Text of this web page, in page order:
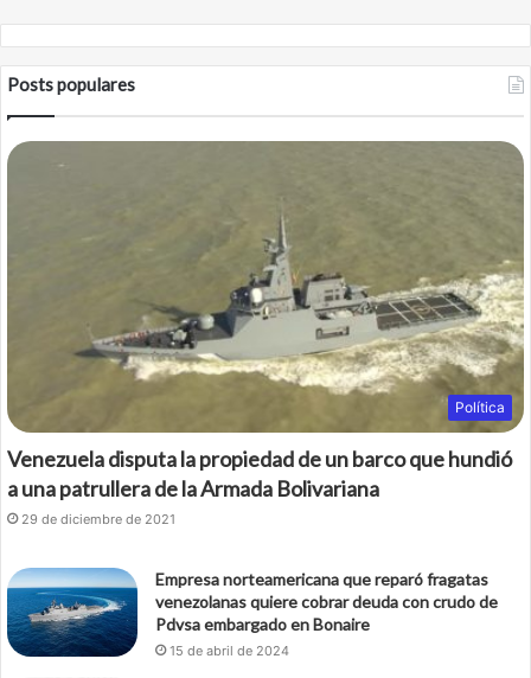
k
Posts populares
Política
Venezuela disputa la propiedad de un barco que hundió
a una patrullera de la Armada Bolivariana
29 de diciembre de 2021
Empresa norteamericana que reparó fragatas
venezolanas quiere cobrar deuda con crudo de
Pdvsa embargado en Bonaire
15 de abril de 2024